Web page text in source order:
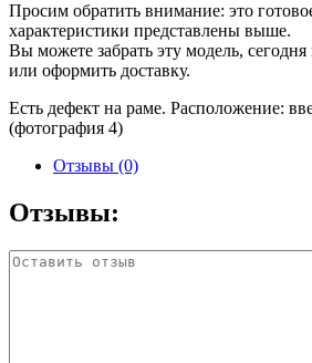
Просим обратить внимание: это
характеристики представлены выше.
Вы можете забрать эту модель,
или оформить доставку.
Есть дефект на раме. Расположение:
(фотография 4)
Отзывы (0)
Отзывы: